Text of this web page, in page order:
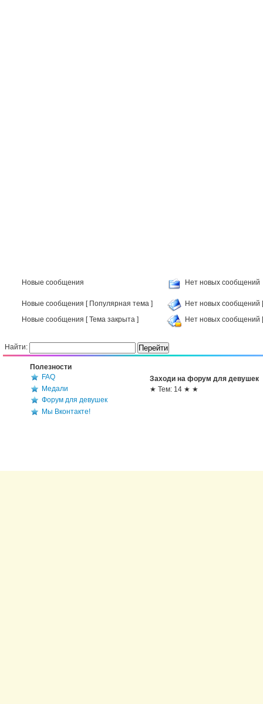
Новые сообщения Нет новых сообщений
Новые сообщения [ Популярная тема ]
Нет новых сообщений
Новые сообщения [ Тема закрыта ]
Нет новых сообщений
Найти:
Полезности
FAQ
Медали
Форум для девушек
Мы Вконтакте!
Заходи на форум для девушек
★ Тем: 14 ★ ★